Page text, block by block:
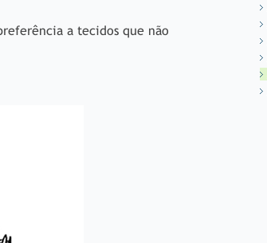
a tecidos que não